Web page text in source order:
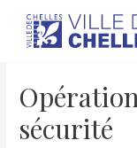
contenu
sécurité
de
l’article